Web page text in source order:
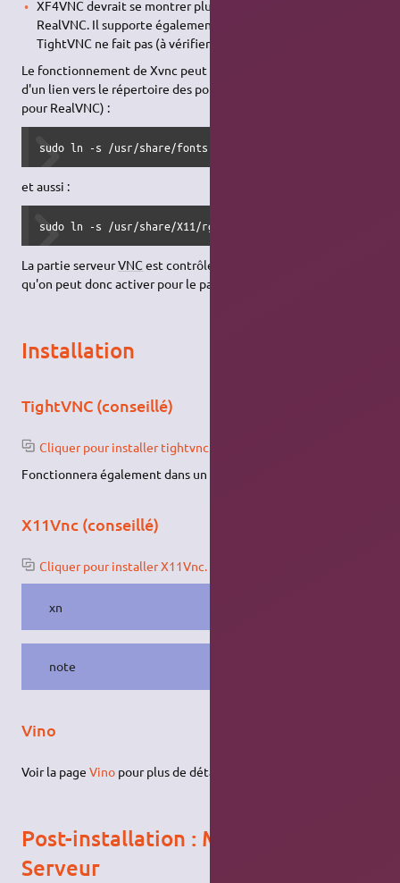
XF4VNC devrait se montrer plus efficace et plus sûr que
RealVNC. Il supporte également les extensions GLX, ce que
TightVNC ne fait pas (à vérifier dans les dernières versions).
Le fonctionnement de Xvnc peut nécessiter l'établissement
d'un lien vers le répertoire des polices (C'est également le cas
pour RealVNC) :
sudo ln -s /usr/share/fonts /usr/lib/X11/fonts
et aussi :
sudo ln -s /usr/share/X11/rgb.txt /usr/lib/X11/rgb.txt
La partie serveurVNC est contrôlée par le drapeau "Use flag",
qu'on peut donc activer pour le packet approprié.
Installation
TightVNC (conseillé)
Cliquer pour installer tightvnc.
Fonctionnera également dans un navigateur web - avec java.
X11Vnc (conseillé)
Cliquer pour installer X11Vnc.
xn
note
Vino
Voir la pageVino pour plus de détails.
Post-installation : Mot de passe
Serveur